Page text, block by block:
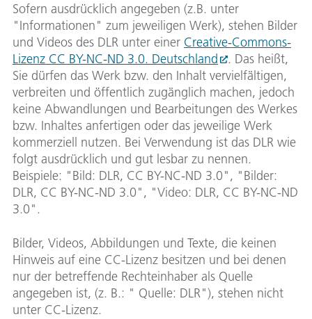
Sofern ausdrücklich angegeben (z.B. unter
"Informationen" zum jeweiligen Werk), stehen Bilder
und Videos des DLR unter einer Creative-Commons-
Lizenz CC BY-NC-ND 3.0. Deutschland
. Das heißt,
Sie dürfen das Werk bzw. den Inhalt vervielfältigen,
verbreiten und öffentlich zugänglich machen, jedoch
keine Abwandlungen und Bearbeitungen des Werkes
bzw. Inhaltes anfertigen oder das jeweilige Werk
kommerziell nutzen. Bei Verwendung ist das DLR wie
folgt ausdrücklich und gut lesbar zu nennen.
Beispiele: "Bild: DLR, CC BY-NC-ND 3.0", "Bilder:
DLR, CC BY-NC-ND 3.0", "Video: DLR, CC BY-NC-ND
3.0".
Bilder, Videos, Abbildungen und Texte, die keinen
Hinweis auf eine CC-Lizenz besitzen und bei denen
nur der betreffende Rechteinhaber als Quelle
angegeben ist, (z. B.: " Quelle: DLR"), stehen nicht
unter CC-Lizenz.